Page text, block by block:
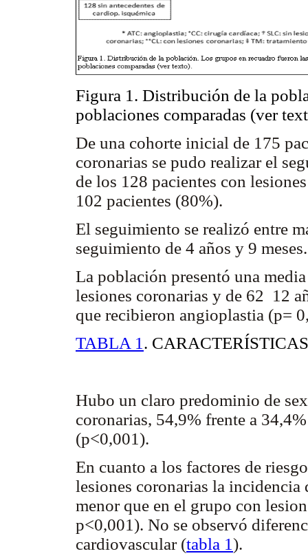
Figura 1. Distribución de la
poblaciones comparadas (ver
De una cohorte inicial de 175
coronarias se pudo realizar el
de los 128 pacientes con
102 pacientes (80%).
El seguimiento se realizó entre
seguimiento de 4 años y 9 meses.
La población presentó una
lesiones coronarias y de 62 12
que recibieron angioplastia (p=
TABLA 1 .
Hubo un claro predominio de
coronarias, 54,9% frente a
(p<0,001).
En cuanto a los factores de
lesiones coronarias la
menor que en el grupo con
p<0,001). No se observó
cardiovascular (tabla 1).